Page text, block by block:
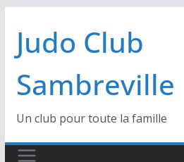
contenu
Judo Club
Sambreville
Un club pour toute la famille